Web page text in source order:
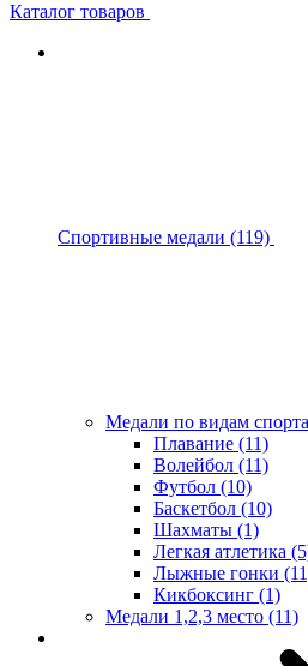
Каталог товаров
Спортивные медали (119)
Медали по видам спорта
Плавание (11)
Волейбол (11)
Футбол (10)
Баскетбол (10)
Шахматы (1)
Легкая атлетика
Лыжные гонки
Кикбоксинг (1)
Медали 1,2,3 место (11)